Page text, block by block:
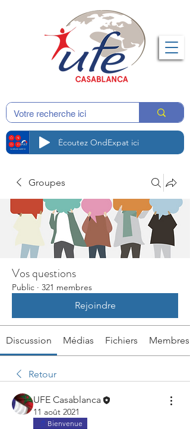
Écoutez OndExpat ici
Groupes
Vos questions
Public · 321 membres
Rejoindre
Discussion Médias Fichiers Membres
Retour
UFE Casablanca
11 août 2021
Bienvenue